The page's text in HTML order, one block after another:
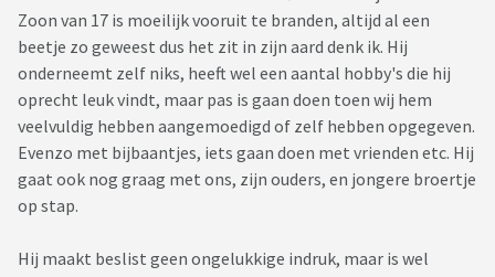
Zoon van 17 is moeilijk vooruit te branden, altijd al een
beetje zo geweest dus het zit in zijn aard denk ik. Hij
onderneemt zelf niks, heeft wel een aantal hobby's die hij
oprecht leuk vindt, maar pas is gaan doen toen wij hem
veelvuldig hebben aangemoedigd of zelf hebben opgegeven.
Evenzo met bijbaantjes, iets gaan doen met vrienden etc. Hij
gaat ook nog graag met ons, zijn ouders, en jongere broertje
op stap.
Hij maakt beslist geen ongelukkige indruk, maar is wel